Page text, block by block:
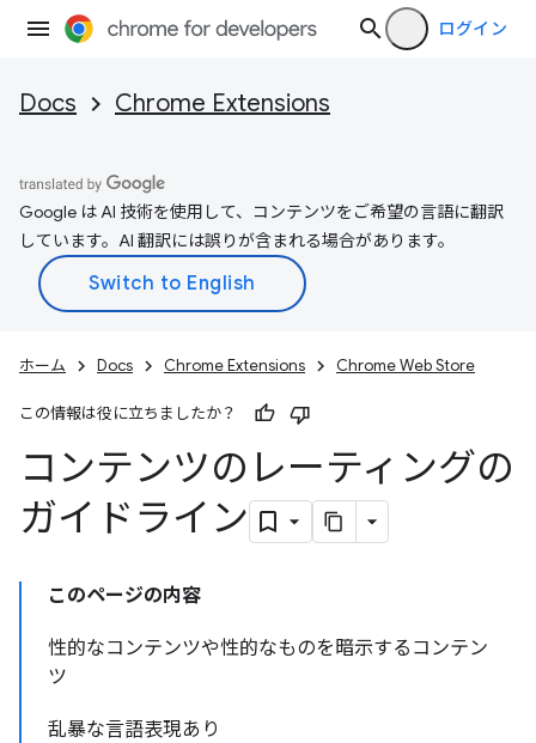
ログイン
Docs Chrome Extensions
Google は AI 技術を使用して、コンテンツをご希望の言語に翻訳
しています。AI 翻訳には誤りが含まれる場合があります。
ホーム Docs Chrome Extensions Chrome Web Store
この情報は役に立ちましたか？
コンテンツのレーティングの
ガイドライン
このページの内容
性的なコンテンツや性的なものを暗示するコンテン
ツ
乱暴な言語表現あり